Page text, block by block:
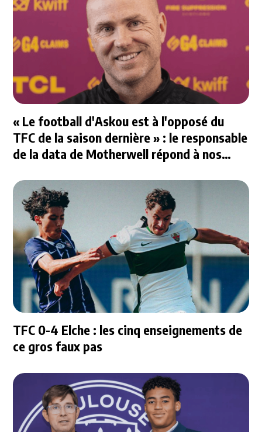
« Le football d'Askou est à l'opposé du
TFC de la saison dernière » : le responsable
de la data de Motherwell répond à nos
TFC 0-4 Elche : les cinq enseignements de
ce gros faux pas